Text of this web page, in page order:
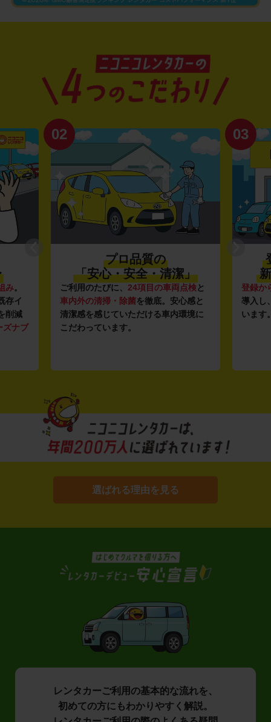
み。
存イ
削減
ズナブ
02
プロ品質の
「安心・安全・清潔」
ご利用のたびに、 24項目の車両点検と
車内外の清掃・除菌を徹底。安心感と
清潔感を感じていただける車内環境に
こだわっています。
03
登録か
導入し
います
選ばれる理由を見る
レンタカーご利用の基本的な流れを、
初めての方にもわかりやすく解説。